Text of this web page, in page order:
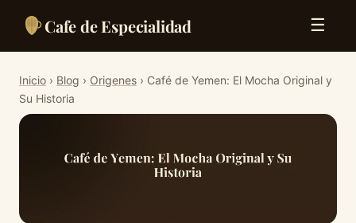
Cafe de Especialidad ☰
Inicio › Blog › Origenes › Café de Yemen: El Mocha Original y
Su Historia